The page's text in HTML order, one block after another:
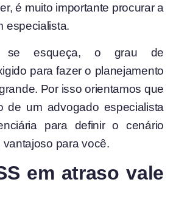
é muito importante procurar a
especialista.
se esqueça, o grau de
para fazer o planejamento
Por isso orientamos que
de um advogado especialista
para definir o cenário
para você.
em atraso vale